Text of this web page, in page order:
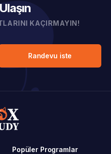
KAÇIRMAYIN!
Randevu iste
Popüler Programlar